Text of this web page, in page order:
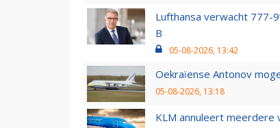
Lufthansa verwacht 777-
B
05-08-2026, 13:42
Oekraïense Antonov
05-08-2026, 13:18
KLM annuleert meerdere